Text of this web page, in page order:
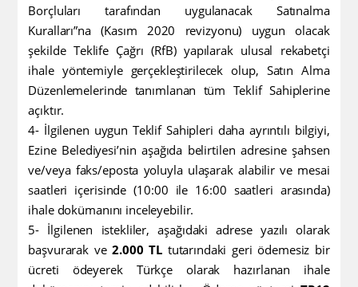
Borçluları tarafından uygulanacak Satınalma
Kuralları”na (Kasım 2020 revizyonu) uygun olacak
şekilde Teklife Çağrı (RfB) yapılarak ulusal rekabetçi
ihale yöntemiyle gerçekleştirilecek olup, Satın Alma
Düzenlemelerinde tanımlanan tüm Teklif Sahiplerine
açıktır.
4- İlgilenen uygun Teklif Sahipleri daha ayrıntılı bilgiyi,
Ezine Belediyesi’nin aşağıda belirtilen adresine şahsen
ve/veya faks/eposta yoluyla ulaşarak alabilir ve mesai
saatleri içerisinde (10:00 ile 16:00 saatleri arasında)
ihale dokümanını inceleyebilir.
5- İlgilenen istekliler, aşağıdaki adrese yazılı olarak
başvurarak ve2.000 TL tutarındaki geri ödemesiz bir
ücreti ödeyerek Türkçe olarak hazırlanan ihale